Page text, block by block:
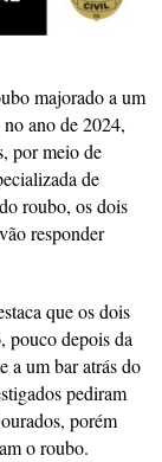
majorado a um
ano de 2024,
por meio de
de
roubo, os dois
responder
que os dois
pouco depois da
a um bar atrás do
pediram
porém
o roubo.